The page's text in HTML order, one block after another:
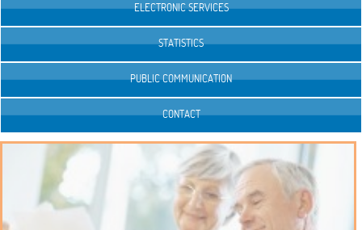
ELECTRONIC SERVICES
STATISTICS
PUBLIC COMMUNICATION
CONTACT